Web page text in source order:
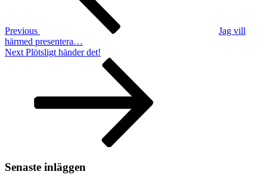
Previous
Jag vill
härmed presentera…
Next
Next Plötsligt händer det!
Senaste inläggen